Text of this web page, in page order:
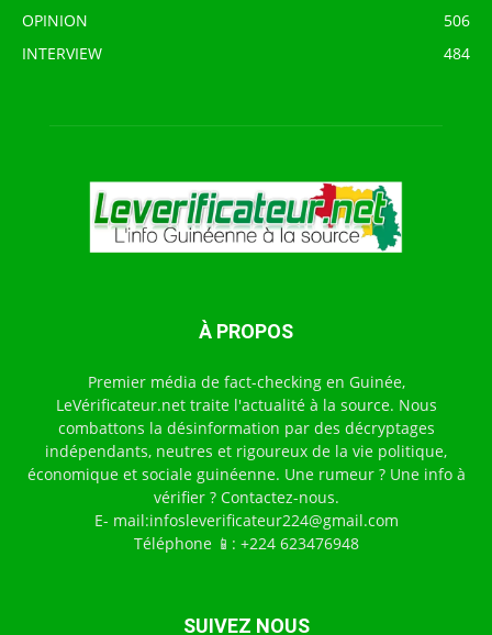
OPINION
506
INTERVIEW
484
À PROPOS
Premier média de fact-checking en Guinée,
LeVérificateur.net traite l'actualité à la source. Nous
combattons la désinformation par des décryptages
indépendants, neutres et rigoureux de la vie politique,
économique et sociale guinéenne. Une rumeur ? Une info à
vérifier ? Contactez-nous.
E- mail:infosleverificateur224@gmail.com
Téléphone 📱: +224 623476948
SUIVEZ NOUS